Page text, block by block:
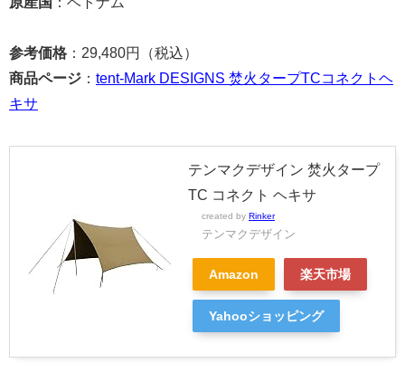
参考価格 ：29,480円（税込）
商品ページ ： tent-Mark DESIGNS 焚火タープTCコネクトヘ
キサ
テンマクデザイン 焚火タープ
TC コネクト ヘキサ
created by Rinker
テンマクデザイン
Amazon 楽天市場
Yahooショッピング